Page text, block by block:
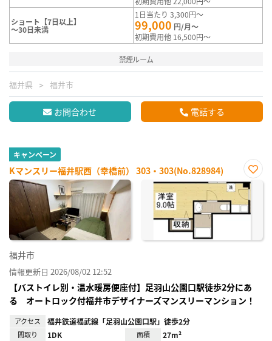
ショート【7日以上】
～30日未満
1日当たり 3,300円～
99,000 円/月～
初期費用他 16,500円～
禁煙ルーム
福井県 福井市
お問合わせ 電話する
キャンペーン
Kマンスリー福井駅西（幸橋前） 303・303(No.828984)
お気
に入
り登
録
福井市
情報更新日 2026/08/02 12:52
【バストイレ別・温水暖房便座付】足羽山公園口駅徒歩2分にあ
る オートロック付福井市デザイナーズマンスリーマンション！
アクセス 福井鉄道福武線「足羽山公園口駅」徒歩2分
間取り 1DK 面積 27m²